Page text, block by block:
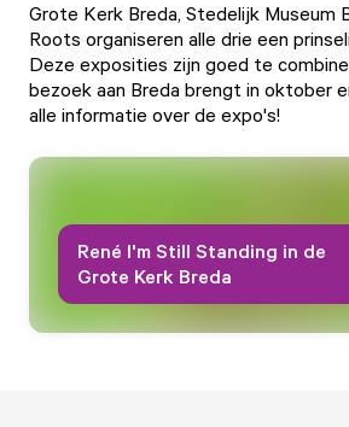
Grote Kerk Breda, Stedelijk Museum
Roots organiseren alle drie een
Deze exposities zijn goed te
bezoek aan Breda brengt in oktober
alle informatie over de expo's!
René I'm Still Standing in de
Grote Kerk Breda